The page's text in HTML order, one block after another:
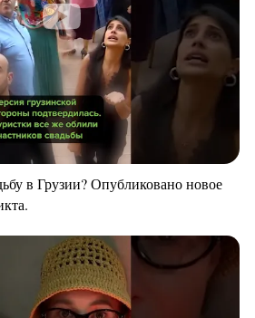
в Грузии? Опубликовано новое